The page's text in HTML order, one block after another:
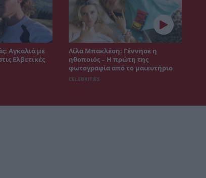
Αγκαλιά με
Ελβετικές
Λίλα Μπακλέση: Γέννησε η
ηθοποιός – Η πρώτη της
φωτογραφία από το μαιευτήριο
CELEBRITIES